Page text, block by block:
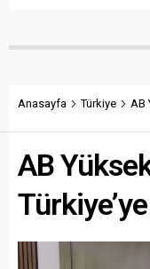
Anasayfa Türkiye AB
AB